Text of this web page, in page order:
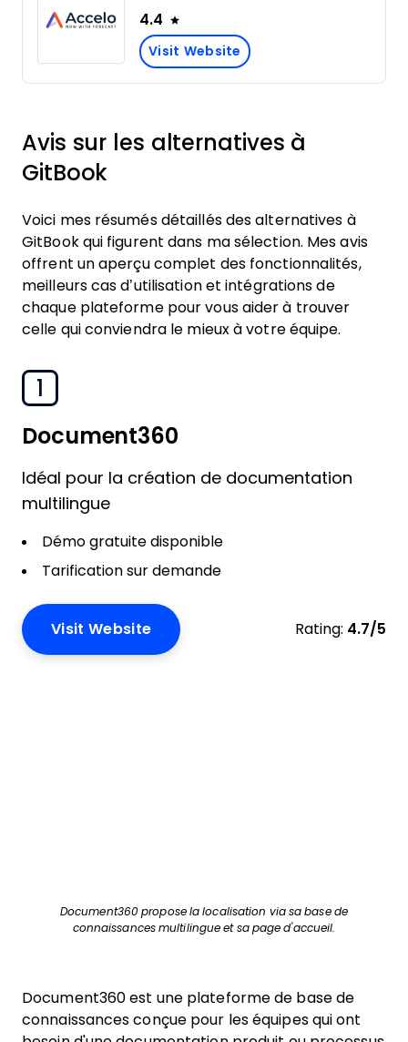
4.4
Visit Website
Avis sur les alternatives à
GitBook
Voici mes résumés détaillés des alternatives à
GitBook qui figurent dans ma sélection. Mes avis
offrent un aperçu complet des fonctionnalités,
meilleurs cas d’utilisation et intégrations de
chaque plateforme pour vous aider à trouver
celle qui conviendra le mieux à votre équipe.
1
Document360
Idéal pour la création de documentation
multilingue
Démo gratuite disponible
Tarification sur demande
Visit Website Rating: 4.7/5
Document360 propose la localisation via sa base de
connaissances multilingue et sa page d'accueil.
Document360 est une plateforme de base de
connaissances conçue pour les équipes qui ont